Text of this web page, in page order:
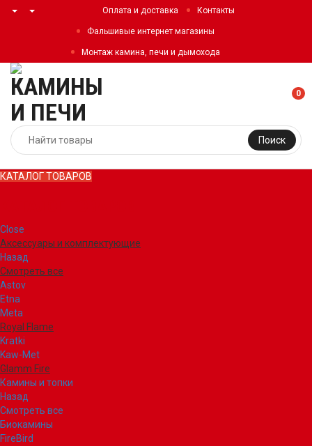
Оплата и доставка Контакты
Фальшивые интернет магазины
Монтаж камина, печи и дымохода
Поиск
0
КАТАЛОГ ТОВАРОВ
Close
Аксессуары и комплектующие
Назад
Смотреть все
Astov
Etna
Meta
Royal Flame
Kratki
Kaw-Met
Glamm Fire
Камины и топки
Назад
Смотреть все
Биокамины
FireBird